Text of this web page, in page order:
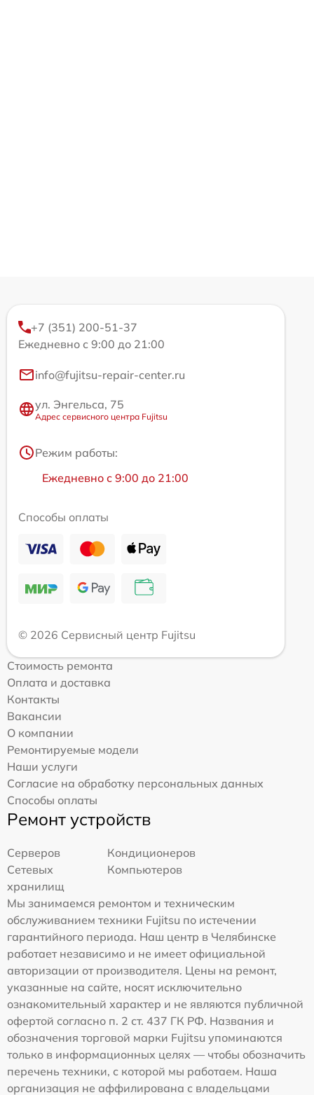
+7 (351) 200-51-37
Ежедневно с 9:00 до 21:00
info@fujitsu-repair-center.ru
ул. Энгельса, 75
Адрес сервисного центра Fujitsu
Режим работы:
Ежедневно с 9:00 до 21:00
Способы оплаты
© 2026 Сервисный центр Fujitsu
Стоимость ремонта
Оплата и доставка
Контакты
Вакансии
О компании
Ремонтируемые модели
Наши услуги
Согласие на обработку персональных данных
Способы оплаты
Ремонт устройств
Серверов
Кондиционеров
Сетевых
хранилищ
Компьютеров
Мы занимаемся ремонтом и техническим
обслуживанием техники Fujitsu по истечении
гарантийного периода. Наш центр в Челябинске
работает независимо и не имеет официальной
авторизации от производителя. Цены на ремонт,
указанные на сайте, носят исключительно
ознакомительный характер и не являются публичной
офертой согласно п. 2 ст. 437 ГК РФ. Названия и
обозначения торговой марки Fujitsu упоминаются
только в информационных целях — чтобы обозначить
перечень техники, с которой мы работаем. Наша
организация не аффилирована с владельцами